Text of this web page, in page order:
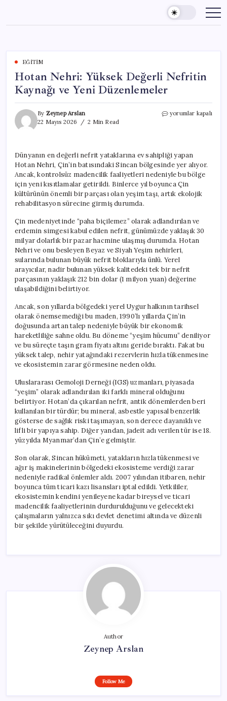
content
EĞITIM
Hotan Nehri: Yüksek Değerli Nefritin
Kaynağı ve Yeni Düzenlemeler
By Zeynep Arslan
22 Mayıs 2026
2 Min Read
Hotan
Kaynağı
ve
Yeni
Düzenlemeler
için
yorumlar kapalı
Dünyanın en değerli nefrit yataklarına ev sahipliği yapan
Hotan Nehri, Çin’in batısındaki Sincan bölgesinde yer alıyor.
Ancak, kontrolsüz madencilik faaliyetleri nedeniyle bu bölge
için yeni kısıtlamalar getirildi. Binlerce yıl boyunca Çin
kültürünün önemli bir parçası olan yeşim taşı, artık ekolojik
rehabilitasyon sürecine girmiş durumda.
Çin medeniyetinde “paha biçilemez” olarak adlandırılan ve
erdemin simgesi kabul edilen nefrit, günümüzde yaklaşık 30
milyar dolarlık bir pazar hacmine ulaşmış durumda. Hotan
Nehri ve onu besleyen Beyaz ve Siyah Yeşim nehirleri,
sularında bulunan büyük nefrit bloklarıyla ünlü. Yerel
arayıcılar, nadir bulunan yüksek kalitedeki tek bir nefrit
parçasının yaklaşık 212 bin dolar (1 milyon yuan) değerine
ulaşabildiğini belirtiyor.
Ancak, son yıllarda bölgedeki yerel Uygur halkının tarihsel
olarak önemsemediği bu maden, 1990’lı yıllarda Çin’in
doğusunda artan talep nedeniyle büyük bir ekonomik
hareketliliğe sahne oldu. Bu döneme “yeşim hücumu” deniliyor
ve bu süreçte taşın gram fiyatı altını geride bıraktı. Fakat bu
yüksek talep, nehir yatağındaki rezervlerin hızla tükenmesine
ve ekosistemin zarar görmesine neden oldu.
Uluslararası Gemoloji Derneği (IGS) uzmanları, piyasada
“yeşim” olarak adlandırılan iki farklı mineral olduğunu
belirtiyor. Hotan’da çıkarılan nefrit, antik dönemlerden beri
kullanılan bir türdür; bu mineral, asbestle yapısal benzerlik
gösterse de sağlık riski taşımayan, son derece dayanıklı ve
lifli bir yapıya sahip. Diğer yandan, jadeit adı verilen tür ise 18.
yüzyılda Myanmar’dan Çin’e gelmiştir.
Son olarak, Sincan hükümeti, yatakların hızla tükenmesi ve
ağır iş makinelerinin bölgedeki ekosisteme verdiği zarar
nedeniyle radikal önlemler aldı. 2007 yılından itibaren, nehir
boyunca tüm ticari kazı lisansları iptal edildi. Yetkililer,
ekosistemin kendini yenileyene kadar bireysel ve ticari
madencilik faaliyetlerinin durdurulduğunu ve gelecekteki
çalışmaların yalnızca sıkı devlet denetimi altında ve düzenli
bir şekilde yürütüleceğini duyurdu.
Author
Zeynep Arslan
Follow Me